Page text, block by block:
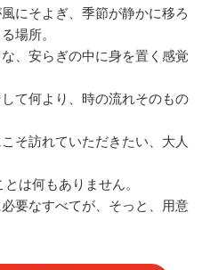
にそよぎ、季節が静かに移ろ
場所。
、安らぎの中に身を置く感覚
て何より、時の流れそのもの
そ訪れていただきたい、大人
は何もありません。
要なすべてが、そっと、用意